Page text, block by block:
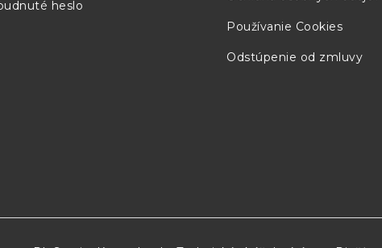
heslo
Používanie Cookies
Odstúpenie od zmluvy